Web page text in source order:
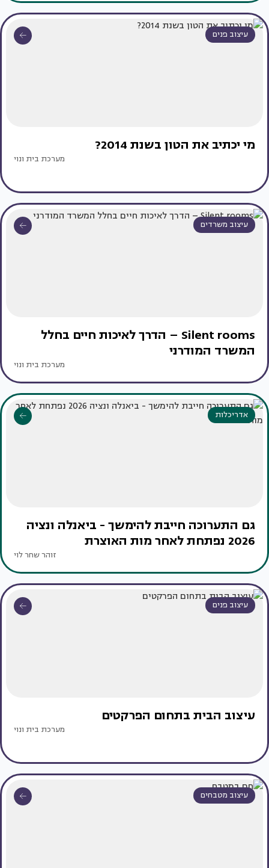
עיצוב פנים
מי יכתיב את הטון בשנת 2014?
מערכת בית ונוי
עיצוב משרדים
Silent rooms – הדרך לאיכות חיים בחלל
המשרד המודרני
מערכת בית ונוי
אדריכלות
גם התערוכה חייבת להימשך - ביאנלה ונציה
2026 נפתחת לאחר מות האוצרת
זוהר שחר לוי
עיצוב פנים
עיצוב הבית בתחום הפרקטים
מערכת בית ונוי
עיצוב מטבחים